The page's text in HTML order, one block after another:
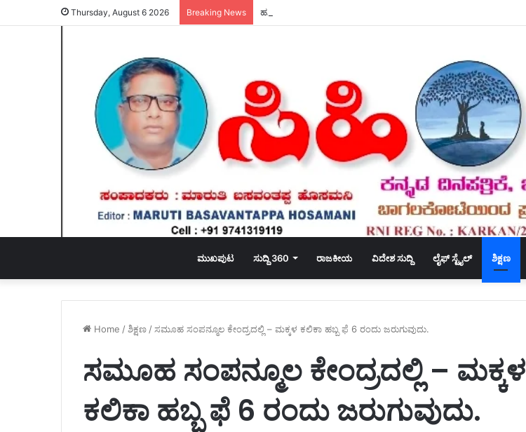
Thursday, August 6 2026 Breaking News ಹಸಿರು ಸೇನೆಯ ಯುವ ಘಟಕದ ಅಧ್ಯಕ್ಷರಾಗಿ ಪ್ರಶಾಂತ ಭೂಸನೂರ ಆಯ್ಕೆ.
ಮುಖಪುಟ ಸುದ್ದಿ 360 ರಾಜಕೀಯ ವಿದೇಶ ಸುದ್ದಿ ಲೈಫ್ ಸ್ಟೈಲ್ ಶಿಕ್ಷಣ
Home /ಶಿಕ್ಷಣ /ಸಮೂಹ ಸಂಪನ್ಮೂಲ ಕೇಂದ್ರದಲ್ಲಿ – ಮಕ್ಕಳ ಕಲಿಕಾ ಹಬ್ಬ ಫೆ 6 ರಂದು ಜರುಗುವುದು.
ಸಮೂಹ ಸಂಪನ್ಮೂಲ ಕೇಂದ್ರದಲ್ಲಿ – ಮಕ್ಕಳ
ಕಲಿಕಾ ಹಬ್ಬ ಫೆ 6 ರಂದು ಜರುಗುವುದು.